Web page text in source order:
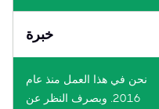
خبرة
نحن في هذا العمل منذ عام
2016. وبصرف النظر عن